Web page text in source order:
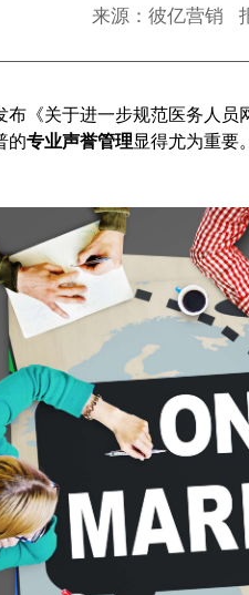
来源：彼亿营销
布《关于进一步规范医务人
的专业声誉管理显得尤为重要